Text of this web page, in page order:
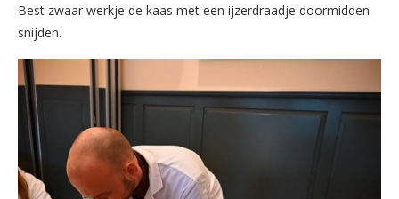
Best zwaar werkje de kaas met een ijzerdraadje doormidden
snijden.